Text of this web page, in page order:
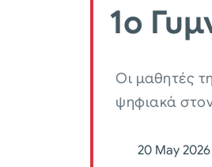
1ο
Οι μαθητές
ψηφιακά
20 May 2026